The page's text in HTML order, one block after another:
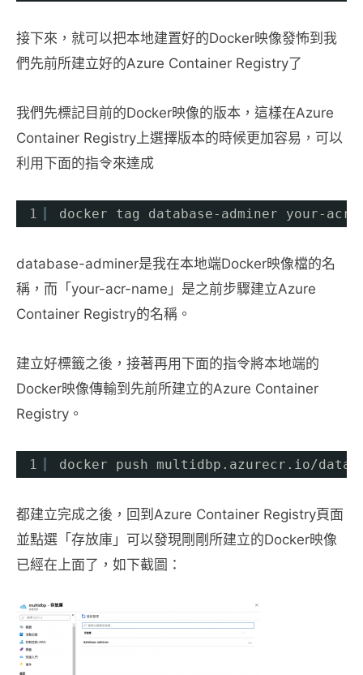
接下來，就可以把本地建置好的Docker映像發怖到我
們先前所建立好的Azure Container Registry了
我們先標記目前的Docker映像的版本，這樣在Azure
Container Registry上選擇版本的時候更加容易，可以
利用下面的指令來達成
1 docker tag database-adminer your-acr-
database-adminer是我在本地端Docker映像檔的名
稱，而「your-acr-name」是之前步驟建立Azure
Container Registry的名稱。
建立好標籤之後，接著再用下面的指令將本地端的
Docker映像傳輸到先前所建立的Azure Container
Registry。
1 docker push multidbp.azurecr.io/
都建立完成之後，回到Azure Container Registry頁面
並點選「存放庫」可以發現剛剛所建立的Docker映像
已經在上面了，如下截圖：